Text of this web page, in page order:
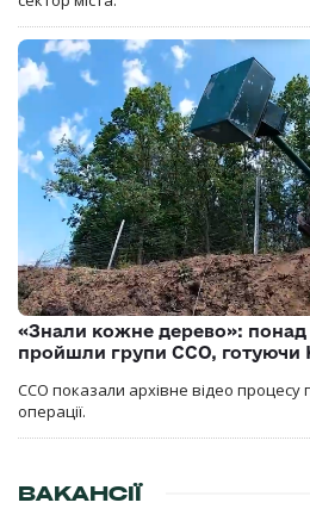
«Знали кожне дерево»: понад
пройшли групи ССО, готуючи
ССО показали архівне відео процесу
операції.
ВАКАНСІЇ